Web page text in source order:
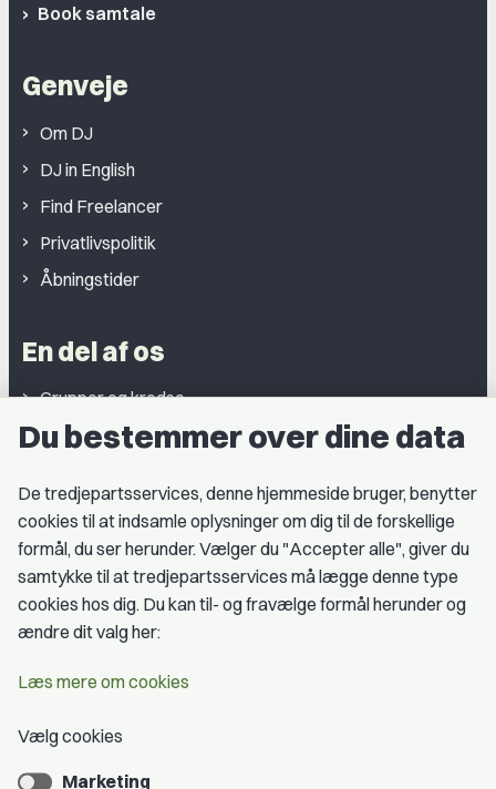
Book samtale
Genveje
Om DJ
DJ in English
Find Freelancer
Privatlivspolitik
Åbningstider
En del af os
Grupper og kredse
Studentergrupper
Medlemskab
Fordele som medlem
Kontingent
Du bestemmer over dine data
De tredjepartsservices, denne hjemmeside bruger, benytter
cookies til at indsamle oplysninger om dig til de forskellige
formål, du ser herunder. Vælger du "Accepter alle", giver du
samtykke til at tredjepartsservices må lægge denne type
cookies hos dig. Du kan til- og fravælge formål herunder og
ændre dit valg her:
Læs mere om cookies
Vælg cookies
Marketing